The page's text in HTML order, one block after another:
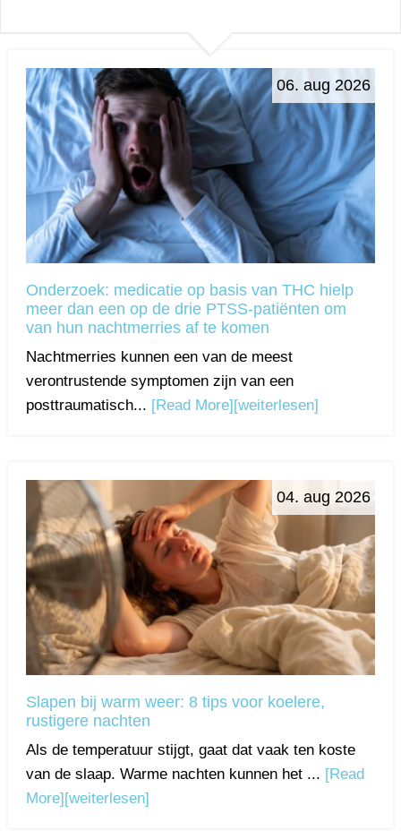
06. aug 2026
Onderzoek: medicatie op basis van THC hielp
meer dan een op de drie PTSS-patiënten om
van hun nachtmerries af te komen
Nachtmerries kunnen een van de meest
verontrustende symptomen zijn van een
posttraumatisch... [Read More][weiterlesen]
04. aug 2026
Slapen bij warm weer: 8 tips voor koelere,
rustigere nachten
Als de temperatuur stijgt, gaat dat vaak ten koste
van de slaap. Warme nachten kunnen het ... [Read
More][weiterlesen]